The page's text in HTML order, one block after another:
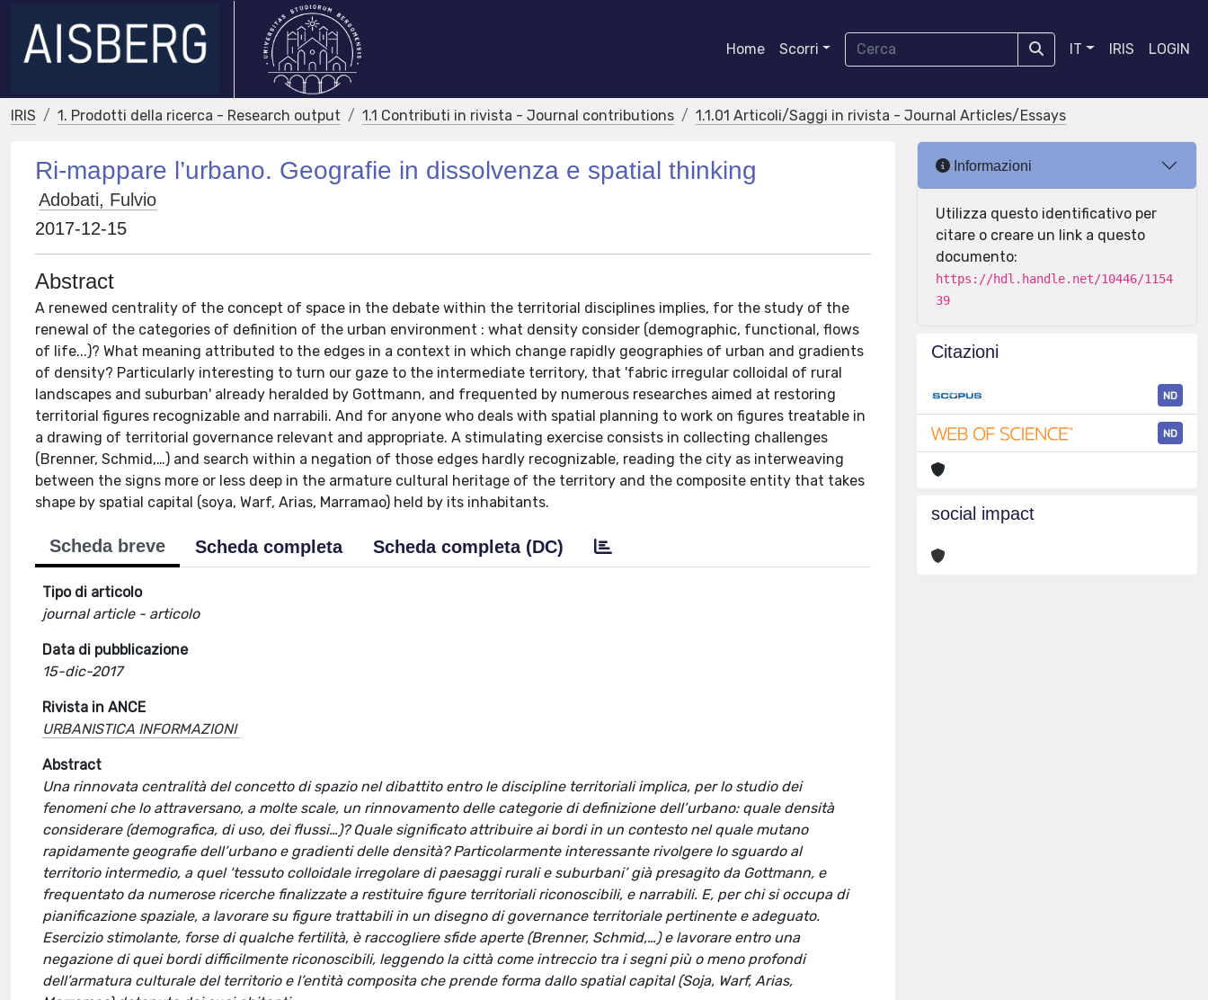
Home Scorri IT IRIS LOGIN
IRIS 1. Prodotti della ricerca - Research output 1.1 Contributi in rivista - Journal contributions 1.1.01 Articoli/Saggi in rivista - Journal Articles/Essays
Ri-mappare l’urbano. Geografie in dissolvenza e spatial thinking
Adobati, Fulvio
2017-12-15
Abstract
A renewed centrality of the concept of space in the debate within the territorial disciplines implies, for the study of the
renewal of the categories of definition of the urban environment : what density consider (demographic, functional, flows
of life...)? What meaning attributed to the edges in a context in which change rapidly geographies of urban and gradients
of density? Particularly interesting to turn our gaze to the intermediate territory, that 'fabric irregular colloidal of rural
landscapes and suburban' already heralded by Gottmann, and frequented by numerous researches aimed at restoring
territorial figures recognizable and narrabili. And for anyone who deals with spatial planning to work on figures treatable in
a drawing of territorial governance relevant and appropriate. A stimulating exercise consists in collecting challenges
(Brenner, Schmid,…) and search within a negation of those edges hardly recognizable, reading the city as interweaving
between the signs more or less deep in the armature cultural heritage of the territory and the composite entity that takes
shape by spatial capital (soya, Warf, Arias, Marramao) held by its inhabitants.
Scheda breve Scheda completa Scheda completa (DC)
Tipo di articolo
journal article - articolo
Data di pubblicazione
15-dic-2017
Rivista in ANCE
URBANISTICA INFORMAZIONI
Abstract
Una rinnovata centralità del concetto di spazio nel dibattito entro le discipline territoriali implica, per lo studio dei
fenomeni che lo attraversano, a molte scale, un rinnovamento delle categorie di definizione dell’urbano: quale densità
considerare (demografica, di uso, dei flussi…)? Quale significato attribuire ai bordi in un contesto nel quale mutano
rapidamente geografie dell’urbano e gradienti delle densità? Particolarmente interessante rivolgere lo sguardo al
territorio intermedio, a quel ‘tessuto colloidale irregolare di paesaggi rurali e suburbani’ già presagito da Gottmann, e
frequentato da numerose ricerche finalizzate a restituire figure territoriali riconoscibili, e narrabili. E, per chi si occupa di
pianificazione spaziale, a lavorare su figure trattabili in un disegno di governance territoriale pertinente e adeguato.
Esercizio stimolante, forse di qualche fertilità, è raccogliere sfide aperte (Brenner, Schmid,…) e lavorare entro una
negazione di quei bordi difficilmente riconoscibili, leggendo la città come intreccio tra i segni più o meno profondi
dell’armatura culturale del territorio e l’entità composita che prende forma dallo spatial capital (Soja, Warf, Arias,
Informazioni
Utilizza questo identificativo per
citare o creare un link a questo
documento:
https://hdl.handle.net/10446/1154
39
Citazioni
ND
ND
social impact